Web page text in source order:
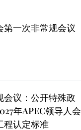
第一次非常规会议
会议：公开特殊政
年APEC领导人会
程认定标准